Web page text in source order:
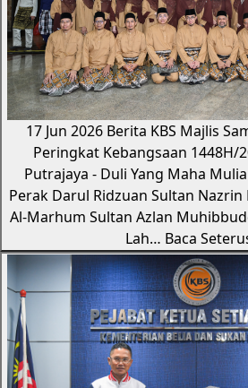
17 Jun 2026 Berita KBS Majlis
Peringkat Kebangsaan 1448H/
Putrajaya - Duli Yang Maha
Perak Darul Ridzuan Sultan
Al-Marhum Sultan Azlan
Lah… Baca